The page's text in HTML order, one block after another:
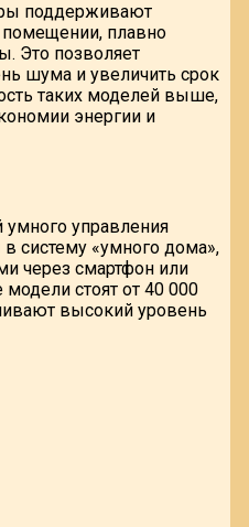
поддерживают
помещении, плавно
Это позволяет
шума и увеличить срок
таких моделей выше,
энергии и
управления
систему «умного дома»,
через смартфон или
стоят от 40 000
высокий уровень